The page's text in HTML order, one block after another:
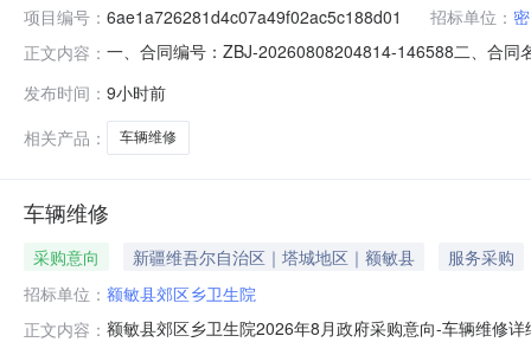
项目编号： 6ae1a726281d4c07a49f02ac5c188d01 招标单位：
正文内容： 一、合同编号：ZBJ-20260808204814-146588二、合
同主要信息主要标的：序号名称数量(单位)单价(元)总价
发布时间： 9小时前
相关产品：
车辆维修
车辆维修
采购意向 新疆维吾尔自治区｜塔城地区｜额敏县
服务采购
招标单位： 额敏县郊区乡卫生院
正文内容： 额敏县郊区乡卫生院2026年8月政府采购意向-车辆维修